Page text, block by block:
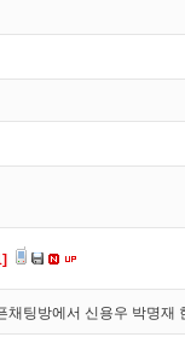
채팅방에서 신용우 박명재